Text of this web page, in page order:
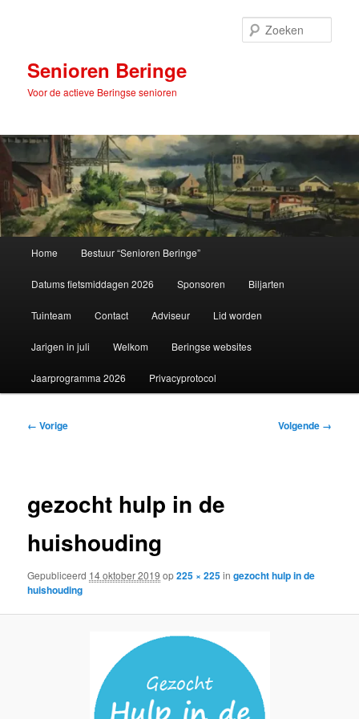
inhoudSenioren Beringe
Voor de actieve Beringse senioren
Home Bestuur “Senioren Beringe”
Datums fietsmiddagen 2026 Sponsoren Biljarten
Tuinteam Contact Adviseur Lid worden
Jarigen in juli Welkom Beringse websites
Jaarprogramma 2026 Privacyprotocol
Afbeeldingsnavigatie
← Vorige Volgende →
gezocht hulp in de
huishouding
Gepubliceerd 14 oktober 2019 op225 × 225ingezocht hulp in de
huishouding